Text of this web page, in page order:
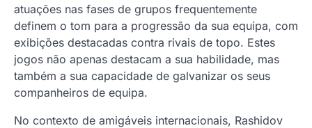
atuações nas fases de grupos frequentemente
definem o tom para a progressão da sua equipa, com
exibições destacadas contra rivais de topo. Estes
jogos não apenas destacam a sua habilidade, mas
também a sua capacidade de galvanizar os seus
companheiros de equipa.
No contexto de amigáveis internacionais, Rashidov